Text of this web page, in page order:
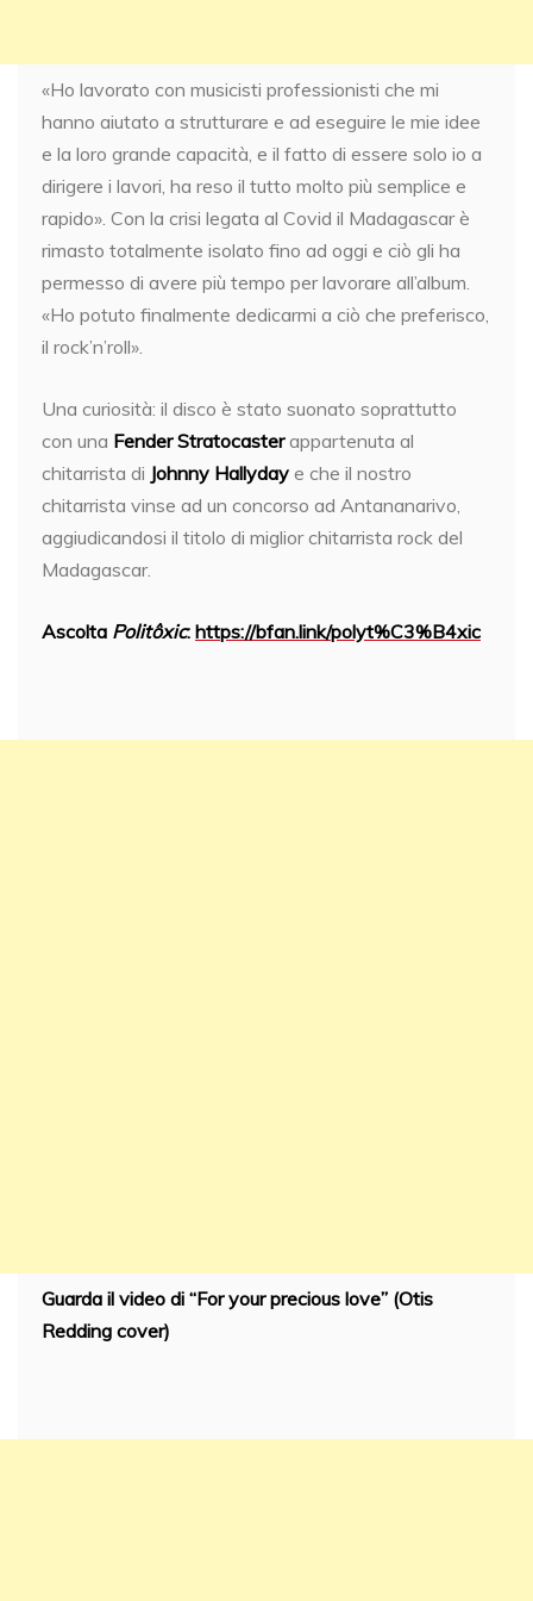
«Ho lavorato con musicisti professionisti che mi
hanno aiutato a strutturare e ad eseguire le mie idee
e la loro grande capacità, e il fatto di essere solo io a
dirigere i lavori, ha reso il tutto molto più semplice e
rapido». Con la crisi legata al Covid il Madagascar è
rimasto totalmente isolato fino ad oggi e ciò gli ha
permesso di avere più tempo per lavorare all’album.
«Ho potuto finalmente dedicarmi a ciò che preferisco,
il rock’n’roll».
Una curiosità: il disco è stato suonato soprattutto
con una Fender Stratocasterappartenuta al
chitarrista di Johnny Hallyday e che il nostro
chitarrista vinse ad un concorso ad Antananarivo,
aggiudicandosi il titolo di miglior chitarrista rock del
Madagascar.
Ascolta Politôxic: https://bfan.link/polyt%C3%B4xic
Guarda il video di “For your precious love” (Otis
Redding cover)